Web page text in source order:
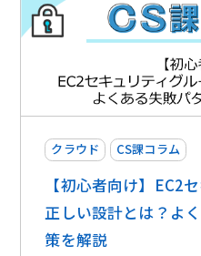
クラウド CS課コラム
【初心者向け】EC2
正しい設計とは？よ
策を解説